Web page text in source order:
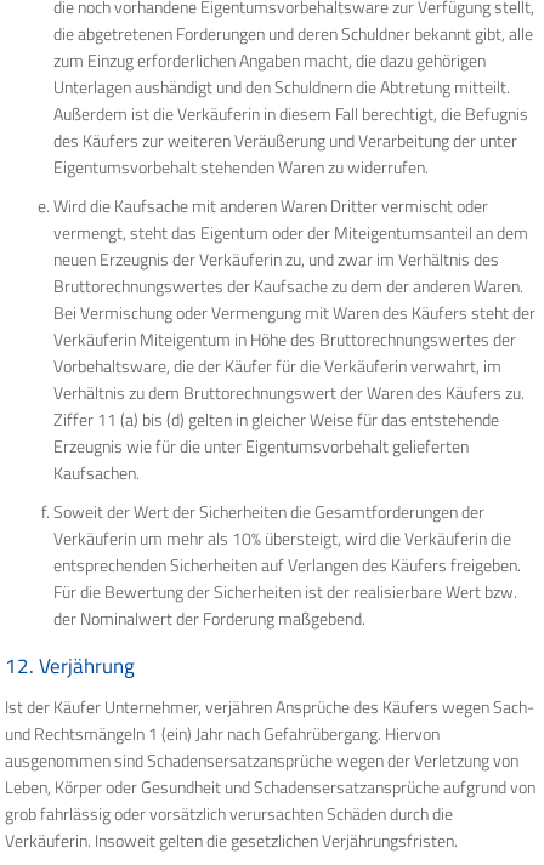
die noch vorhandene Eigentumsvorbehaltsware zur Verfügung stellt,
die abgetretenen Forderungen und deren Schuldner bekannt gibt, alle
zum Einzug erforderlichen Angaben macht, die dazu gehörigen
Unterlagen aushändigt und den Schuldnern die Abtretung mitteilt.
Außerdem ist die Verkäuferin in diesem Fall berechtigt, die Befugnis
des Käufers zur weiteren Veräußerung und Verarbeitung der unter
Eigentumsvorbehalt stehenden Waren zu widerrufen.
Wird die Kaufsache mit anderen Waren Dritter vermischt oder
vermengt, steht das Eigentum oder der Miteigentumsanteil an dem
neuen Erzeugnis der Verkäuferin zu, und zwar im Verhältnis des
Bruttorechnungswertes der Kaufsache zu dem der anderen Waren.
Bei Vermischung oder Vermengung mit Waren des Käufers steht der
Verkäuferin Miteigentum in Höhe des Bruttorechnungswertes der
Vorbehaltsware, die der Käufer für die Verkäuferin verwahrt, im
Verhältnis zu dem Bruttorechnungswert der Waren des Käufers zu.
Ziffer 11 (a) bis (d) gelten in gleicher Weise für das entstehende
Erzeugnis wie für die unter Eigentumsvorbehalt gelieferten
Kaufsachen.
Soweit der Wert der Sicherheiten die Gesamtforderungen der
Verkäuferin um mehr als 10% übersteigt, wird die Verkäuferin die
entsprechenden Sicherheiten auf Verlangen des Käufers freigeben.
Für die Bewertung der Sicherheiten ist der realisierbare Wert bzw.
der Nominalwert der Forderung maßgebend.
12. Verjährung
Ist der Käufer Unternehmer, verjähren Ansprüche des Käufers wegen Sach-
und Rechtsmängeln 1 (ein) Jahr nach Gefahrübergang. Hiervon
ausgenommen sind Schadensersatzansprüche wegen der Verletzung von
Leben, Körper oder Gesundheit und Schadensersatzansprüche aufgrund von
grob fahrlässig oder vorsätzlich verursachten Schäden durch die
Verkäuferin. Insoweit gelten die gesetzlichen Verjährungsfristen.